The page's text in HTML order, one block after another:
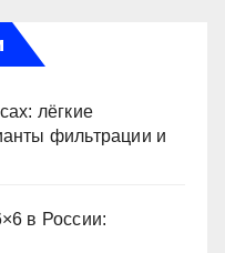
лёгкие
фильтрации и
в России: